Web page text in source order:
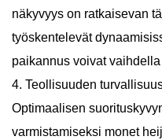
näkyvyys on ratkaisevan
työskentelevät
paikannus voivat
4. Teollisuuden
Optimaalisen
varmistamiseksi monet